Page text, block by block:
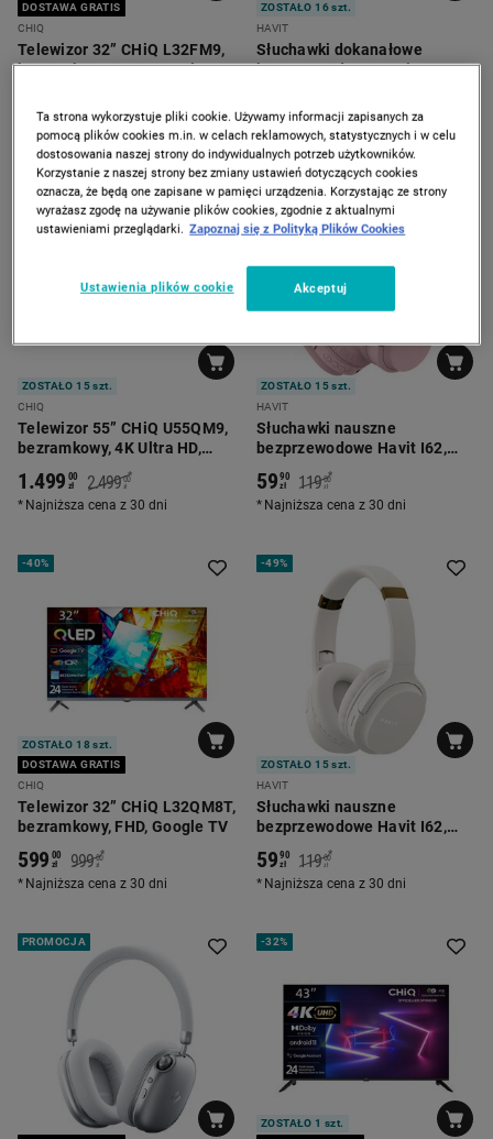
DOSTAWA GRATIS
CHIQ
Telewizor 32” CHiQ L32FM9,
bezramkowy, FHD, Google TV
Najniższa cena z 30 dni
ZOSTAŁO 16 szt.
HAVIT
Słuchawki dokanałowe
bezprzewodowe Havit TW982,
Najniższa cena z 30 dni
ZOSTAŁO 15 szt.
CHIQ
Telewizor 55” CHiQ U55QM9,
bezramkowy, 4K Ultra HD,
1.499 00
zł 2.499 00
zł
*
Najniższa cena z 30 dni
ZOSTAŁO 15 szt.
HAVIT
Słuchawki nauszne
bezprzewodowe Havit I62,
składane, różowe
5990
zł 119 00
zł
*
Najniższa cena z 30 dni
-40%
ZOSTAŁO 18 szt.
DOSTAWA GRATIS
CHIQ
Telewizor 32” CHiQ L32QM8T,
bezramkowy, FHD, Google TV
599 00
zł 999 00
zł
*
Najniższa cena z 30 dni
-49%
ZOSTAŁO 15 szt.
HAVIT
Słuchawki nauszne
bezprzewodowe Havit I62,
składane, biało-złote
5990
zł 119 00
zł
*
Najniższa cena z 30 dni
PROMOCJA -32%
ZOSTAŁO 1 szt.
Ta strona wykorzystuje pliki cookie. Używamy informacji zapisanych za
pomocą plików cookies m.in. w celach reklamowych, statystycznych i w celu
dostosowania naszej strony do indywidualnych potrzeb użytkowników.
Korzystanie z naszej strony bez zmiany ustawień dotyczących cookies
oznacza, że będą one zapisane w pamięci urządzenia. Korzystając ze strony
wyrażasz zgodę na używanie plików cookies, zgodnie z aktualnymi
ustawieniami przeglądarki. Zapoznaj się z Polityką Plików Cookies
Ustawienia plików cookie Akceptuj